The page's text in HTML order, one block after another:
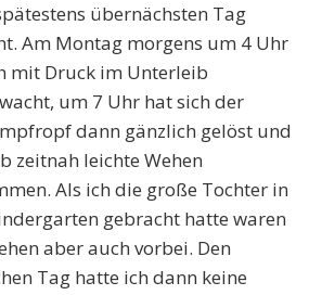
übernächsten Tag
Am Montag morgens um 4 Uhr
mit Druck im Unterleib
um 7 Uhr hat sich der
dann gänzlich gelöst und
zeitnah leichte Wehen
Als ich die große Tochter in
gebracht hatte waren
aber auch vorbei. Den
Tag hatte ich dann keine